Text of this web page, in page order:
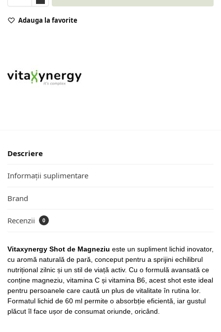
Adauga la favorite
Descriere
Informații suplimentare
Brand
Recenzii 0
Vitaxynergy Shot de Magneziu este un supliment lichid inovator,
cu aromă naturală de pară, conceput pentru a sprijini echilibrul
nutrițional zilnic și un stil de viață activ. Cu o formulă avansată ce
conține magneziu, vitamina C și vitamina B6, acest shot este ideal
pentru persoanele care caută un plus de vitalitate în rutina lor.
Formatul lichid de 60 ml permite o absorbție eficientă, iar gustul
plăcut îl face ușor de consumat oriunde, oricând.